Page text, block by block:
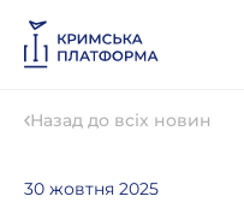
Назад до всіх новин
30 жовтня 2025